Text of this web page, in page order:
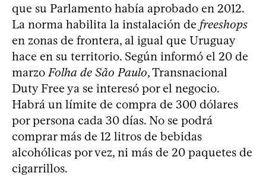
que su Parlamento había aprobado en 2012.
La norma habilita la instalación de freeshops
en zonas de frontera, al igual que Uruguay
hace en su territorio. Según informó el 20 de
marzo Folha de São Paulo, Transnacional
Duty Free ya se interesó por el negocio.
Habrá un límite de compra de 300 dólares
por persona cada 30 días. No se podrá
comprar más de 12 litros de bebidas
alcohólicas por vez, ni más de 20 paquetes de
cigarrillos.